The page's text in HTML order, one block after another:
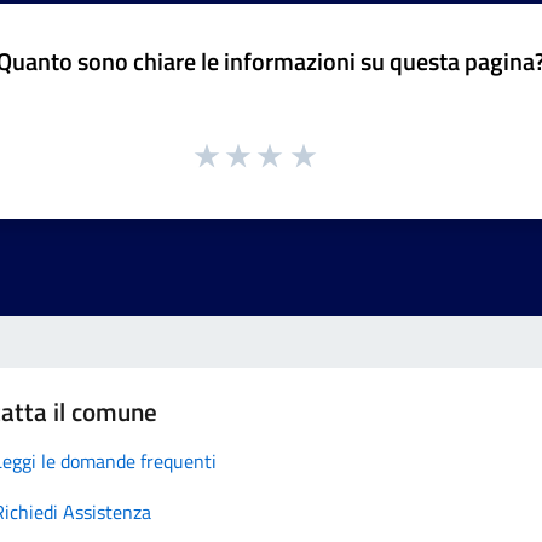
sono chiare le informazioni su questa
il comune
le domande frequenti
Assistenza